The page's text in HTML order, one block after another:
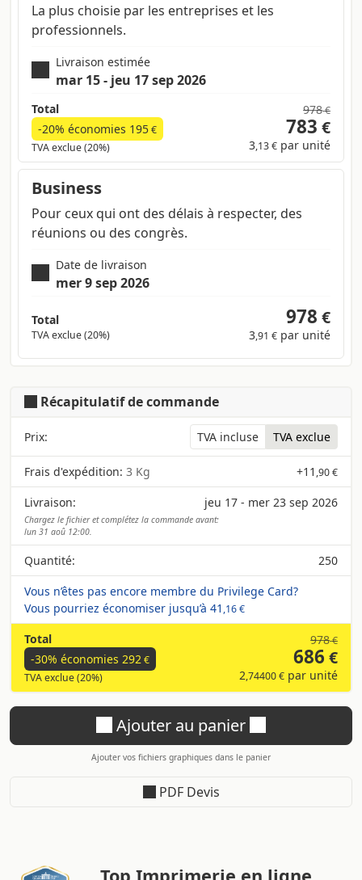
La plus choisie par les entreprises et les
professionnels.
Livraison estimée
mar 15 - jeu 17 sep 2026
Total
-20% économies 195€
TVA exclue (20%)
978€
783 €
3,13 € par unité
Business
Pour ceux qui ont des délais à respecter, des
réunions ou des congrès.
Date de livraison
mer 9 sep 2026
Total
TVA exclue (20%)
978 €
3,91 € par unité
Récapitulatif de commande
Prix: TVA incluse TVA exclue
Frais d'expédition: 3 Kg +11 ,90 €
Livraison: jeu 17 - mer 23 sep 2026
Chargez le fichier et complétez la commande avant:
lun 31 aoû 12:00.
Quantité:
250
Vous n’êtes pas encore membre du Privilege Card?
Vous pourriez économiser jusqu’à 41 ,16 €
Total
-30% économies 292 €
TVA exclue (20%)
978€
686 €
2,74400 € par unité
Ajouter au panier
Ajouter vos fichiers graphiques dans le panier
PDF Devis
Top Imprimerie en ligne